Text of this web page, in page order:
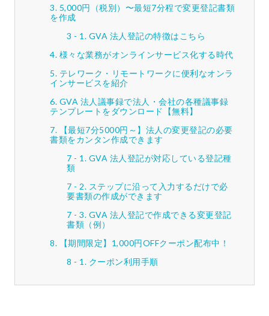
5,000円（税別）〜最短7分程で変更登記書類
を作成
GVA 法人登記の特徴はこちら
様々な業務がオンラインサービス化する時代
テレワーク・リモートワークに便利なオンラ
インサービスを紹介
GVA 法人議事録で法人・会社の各種議事録
テンプレートをダウンロード【無料】
【最短7分5000円～】法人の変更登記の必要
書類をカンタン作成できます
GVA 法人登記が対応している登記種
類
ステップに沿って入力するだけで必
要書類の作成ができます
GVA 法人登記で作成できる変更登記
書類（例）
【期間限定】1,000円OFFクーポン配布中！
クーポン利用手順